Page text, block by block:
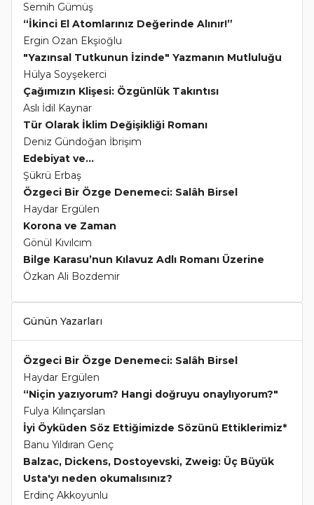
Semih Gümüş
“İkinci El Atomlarınız Değerinde Alınır!”
Ergin Ozan Ekşioğlu
"Yazınsal Tutkunun İzinde" Yazmanın Mutluluğu
Hülya Soyşekerci
Çağımızın Klişesi: Özgünlük Takıntısı
Aslı İdil Kaynar
Tür Olarak İklim Değişikliği Romanı
Deniz Gündoğan İbrişim
Edebiyat ve...
Şükrü Erbaş
Özgeci Bir Özge Denemeci: Salâh Birsel
Haydar Ergülen
Korona ve Zaman
Gönül Kıvılcım
Bilge Karasu’nun Kılavuz Adlı Romanı Üzerine
Özkan Ali Bozdemir
Günün Yazarları
Özgeci Bir Özge Denemeci: Salâh Birsel
Haydar Ergülen
“Niçin yazıyorum? Hangi doğruyu onaylıyorum?"
Fulya Kılınçarslan
İyi Öyküden Söz Ettiğimizde Sözünü Ettiklerimiz*
Banu Yıldıran Genç
Balzac, Dickens, Dostoyevski, Zweig: Üç Büyük
Usta'yı neden okumalısınız?
Erdinç Akkoyunlu